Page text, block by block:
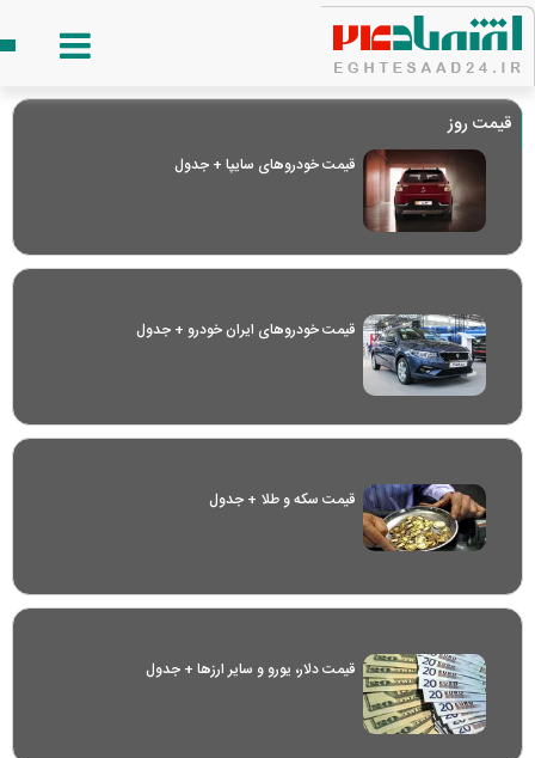
قیمت روز
قیمت خودرو‌های سایپا + جدول
قیمت خودرو‌های ایران خودرو + جدول
قیمت سکه و طلا + جدول
قیمت دلار، یورو و سایر ارز‌ها + جدول